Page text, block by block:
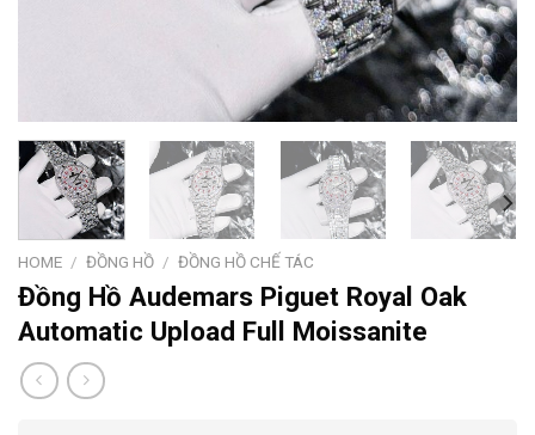
HOME / ĐỒNG HỒ / ĐỒNG HỒ CHẾ TÁC
Đồng Hồ Audemars Piguet Royal Oak
Automatic Upload Full Moissanite